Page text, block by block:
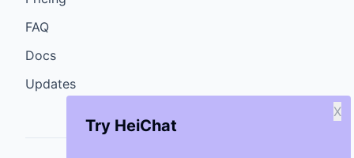
Try HeiChat
X
FAQ
Docs
Updates